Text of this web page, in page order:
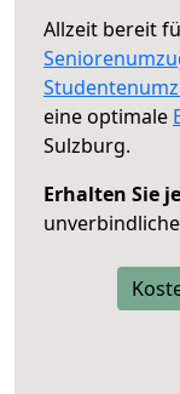
Allzeit bereit
eine optimale
Sulzburg.
Erhalten Sie